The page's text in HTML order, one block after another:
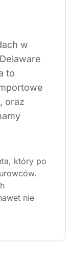
w
to
oraz
który po
nie